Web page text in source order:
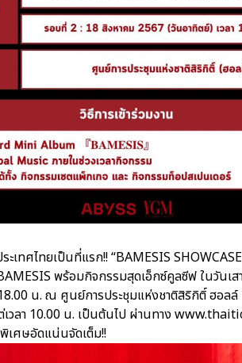
ะเทศไทยเป็นที่แรก!! “BAMESIS
พร้อมกิจกรรมสุดเอ็กซ์คูลซีฟ ในวันเ
น. ณ ศูนย์การประชุมแห่งชาติสิริกิติ์ ฮอลล์
วลา 10.00 น. เป็นต้นไป ผ่านทาง
เศษอัดแน่นจัดเต็ม!!